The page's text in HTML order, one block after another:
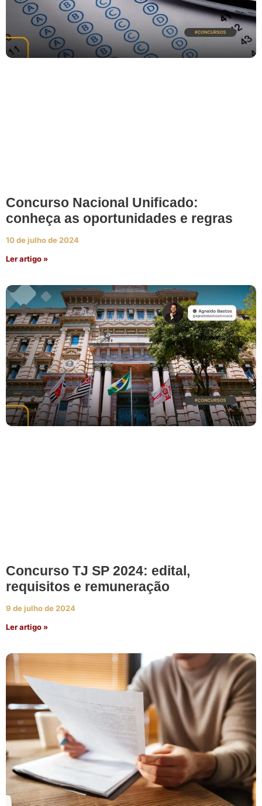
Concurso Nacional Unificado:
conheça as oportunidades e regras
10 de julho de 2024
Ler artigo »
Concurso TJ SP 2024: edital,
requisitos e remuneração
9 de julho de 2024
Ler artigo »